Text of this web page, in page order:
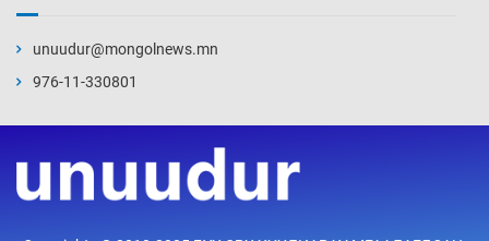
Өчигдөр 13 цаг 00 мин
Өчигдөр 12 цаг 30 мин
unuudur@mongolnews.mn
976-11-330801